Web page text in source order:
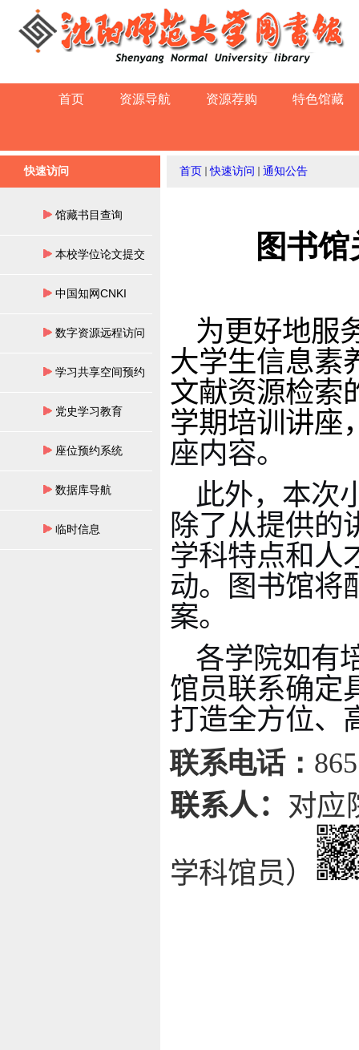
首页 资源导航 资源荐购 特色馆藏
快速访问
馆藏书目查询
本校学位论文提交
中国知网CNKI
数字资源远程访问
学习共享空间预约
党史学习教育
座位预约系统
数据库导航
临时信息
首页 快速访问 通知公告
图书
为更好地服
大学生信息素
文献资源检索
学期培训讲座
座内容。
此外， 本次
除了从提供的
学科特点和人
动。图书馆将
案。
各学院如有
馆员联系确定
打造全方位、
联系电话：
联系人： 对应
学科馆员）